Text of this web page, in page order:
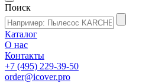
Поиск
Каталог
О нас
Контакты
+7 (495) 229-39-50
order@icover.pro